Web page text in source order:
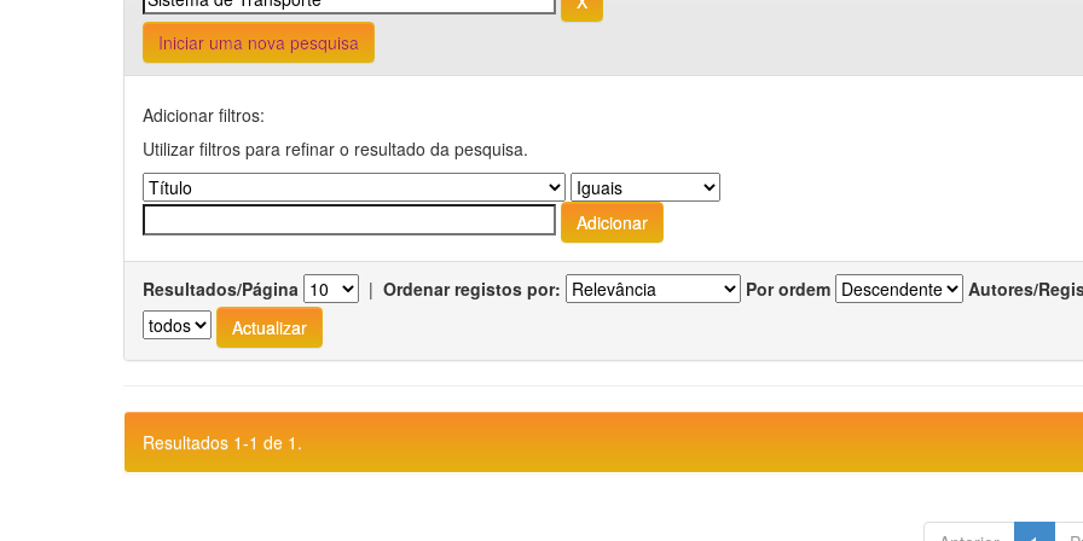
Iniciar uma nova pesquisa
Adicionar filtros:
Utilizar filtros para refinar o resultado da pesquisa.
Resultados/Página | Ordenar registos por: Por ordem Autores/
Resultados 1-1 de 1.